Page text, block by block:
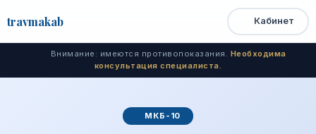
travmakab
Открыть
меню
Быстрый
доступ
Кабинет
Внимание: имеются противопоказания. Необходима
консультация специалиста.
МКБ-10